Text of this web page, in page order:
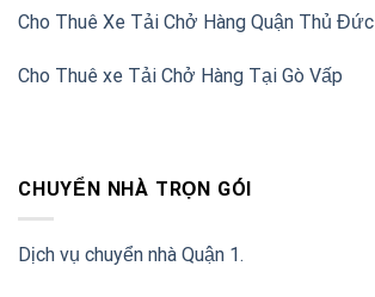
Cho Thuê Xe Tải Chở Hàng Quận Thủ Đức
Cho Thuê xe Tải Chở Hàng Tại Gò Vấp
CHUYỂN NHÀ TRỌN GÓI
Dịch vụ chuyển nhà Quận 1.